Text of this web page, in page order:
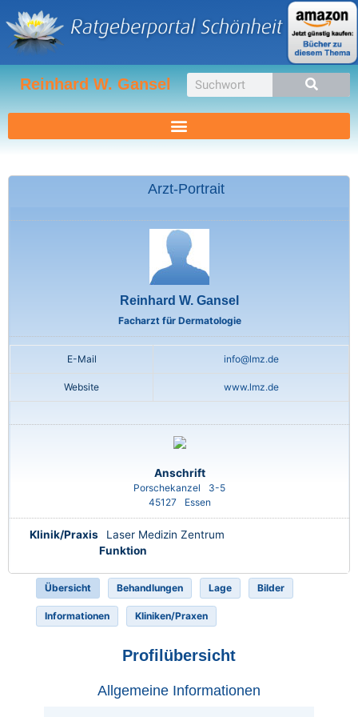
Inhalt
springen
Reinhard W. Gansel Suche
Arzt-Portrait
Reinhard W. Gansel
Facharzt für Dermatologie
E-Mail info@lmz.de
Website www.lmz.de
Anschrift
Porschekanzel
3-5
45127
Essen
Klinik/Praxis
Laser Medizin Zentrum
Funktion
Übersicht Behandlungen Lage Bilder
Informationen Kliniken/Praxen
Profilübersicht
Allgemeine Informationen